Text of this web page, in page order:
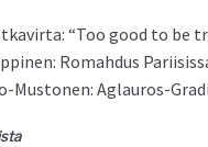
“Too good to be
Rom­ah­dus
Mus­to­nen: Aglau­ros-